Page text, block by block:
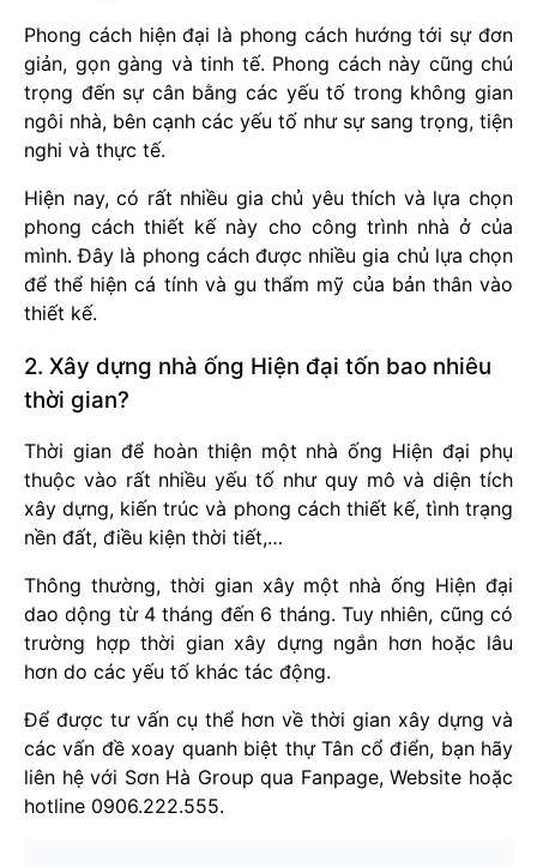
Phong cách hiện đại là phong cách hướng tới sự đơn
giản, gọn gàng và tinh tế. Phong cách này cũng chú
trọng đến sự cân bằng các yếu tố trong không gian
ngôi nhà, bên cạnh các yếu tố như sự sang trọng, tiện
nghi và thực tế.
Hiện nay, có rất nhiều gia chủ yêu thích và lựa chọn
phong cách thiết kế này cho công trình nhà ở của
mình. Đây là phong cách được nhiều gia chủ lựa chọn
để thể hiện cá tính và gu thẩm mỹ của bản thân vào
thiết kế.
2. Xây dựng nhà ống Hiện đại tốn bao nhiêu
thời gian?
Thời gian để hoàn thiện một nhà ống Hiện đại phụ
thuộc vào rất nhiều yếu tố như quy mô và diện tích
xây dựng, kiến trúc và phong cách thiết kế, tình trạng
nền đất, điều kiện thời tiết,…
Thông thường, thời gian xây một nhà ống Hiện đại
dao dộng từ 4 tháng đến 6 tháng. Tuy nhiên, cũng có
trường hợp thời gian xây dựng ngắn hơn hoặc lâu
hơn do các yếu tố khác tác động.
Để được tư vấn cụ thể hơn về thời gian xây dựng và
các vấn đề xoay quanh biệt thự Tân cổ điển, bạn hãy
liên hệ với Sơn Hà Group qua Fanpage, Website hoặc
hotline 0906.222.555.